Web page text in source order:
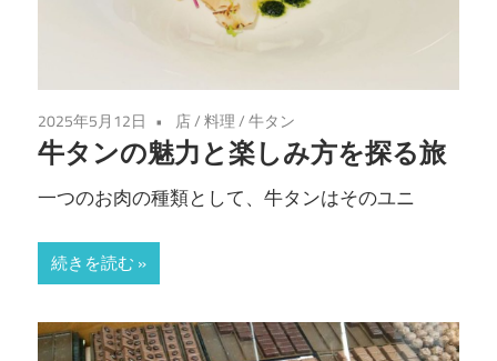
台
の
魅
堪
能
よ
2025年5月12日 店/料理/牛タン
牛タンの魅力と楽しみ方を探る旅
一つのお肉の種類として、牛タンはそのユニ
続きを読む